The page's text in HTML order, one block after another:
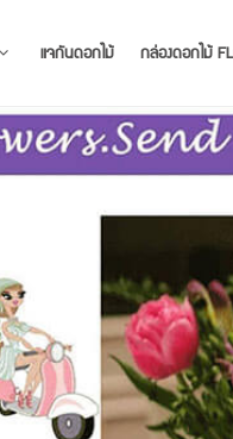
แจกันดอกไม้ กล่องดอกไม้